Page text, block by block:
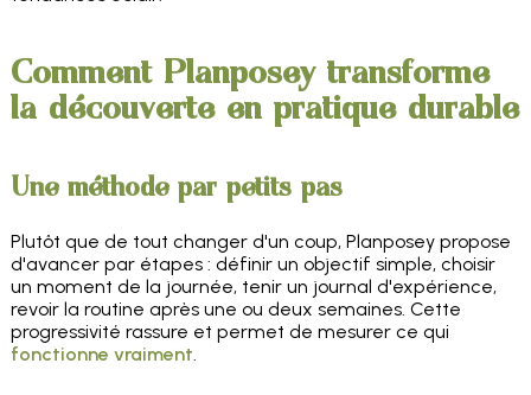
Comment Planposey transforme
la découverte en pratique durable
Une méthode par petits pas
Plutôt que de tout changer d'un coup, Planposey propose
d'avancer par étapes : définir un objectif simple, choisir
un moment de la journée, tenir un journal d'expérience,
revoir la routine après une ou deux semaines. Cette
progressivité rassure et permet de mesurer ce qui
fonctionne vraiment